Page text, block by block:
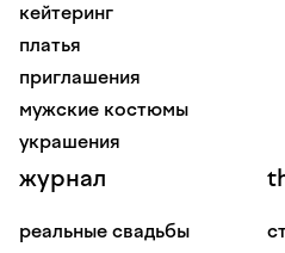
кейтеринг
платья
приглашения
мужские костюмы
украшения
журнал
реальные свадьбы